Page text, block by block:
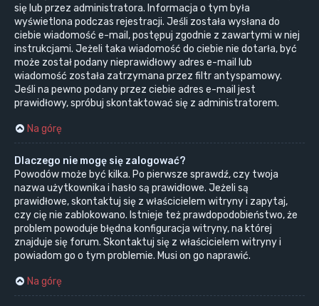
się lub przez administratora. Informacja o tym była
wyświetlona podczas rejestracji. Jeśli została wysłana do
ciebie wiadomość e-mail, postępuj zgodnie z zawartymi w niej
instrukcjami. Jeżeli taka wiadomość do ciebie nie dotarła, być
może został podany nieprawidłowy adres e-mail lub
wiadomość została zatrzymana przez filtr antyspamowy.
Jeśli na pewno podany przez ciebie adres e-mail jest
prawidłowy, spróbuj skontaktować się z administratorem.
Na górę
Dlaczego nie mogę się zalogować?
Powodów może być kilka. Po pierwsze sprawdź, czy twoja
nazwa użytkownika i hasło są prawidłowe. Jeżeli są
prawidłowe, skontaktuj się z właścicielem witryny i zapytaj,
czy cię nie zablokowano. Istnieje też prawdopodobieństwo, że
problem powoduje błędna konfiguracja witryny, na której
znajduje się forum. Skontaktuj się z właścicielem witryny i
powiadom go o tym problemie. Musi on go naprawić.
Na górę